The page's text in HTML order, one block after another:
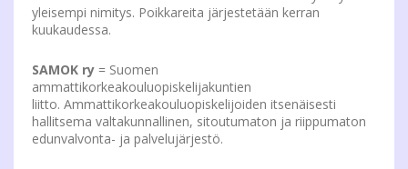
yleisempi nimitys. Poikkareita järjestetään kerran
kuukaudessa.
SAMOK ry = Suomen
ammattikorkeakouluopiskelijakuntien
liitto. Ammattikorkeakouluopiskelijoiden itsenäisesti
hallitsema valtakunnallinen, sitoutumaton ja riippumaton
edunvalvonta- ja palvelujärjestö.